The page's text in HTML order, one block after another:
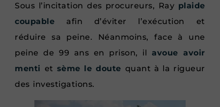
Sous l’incitation des procureurs, Ray plaide
coupable afin d’éviter l’exécution et
réduire sa peine. Néanmoins, face à une
peine de 99 ans en prison, ilavoue avoir
menti et sème le doute quant à la rigueur
des investigations.